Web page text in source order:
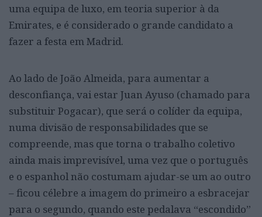
uma equipa de luxo, em teoria superior à da
Emirates, e é considerado o grande candidato a
fazer a festa em Madrid.
Ao lado de João Almeida, para aumentar a
desconfiança, vai estar Juan Ayuso (chamado para
substituir Pogacar), que será o colíder da equipa,
numa divisão de responsabilidades que se
compreende, mas que torna o trabalho coletivo
ainda mais imprevisível, uma vez que o português
e o espanhol não costumam ajudar-se um ao outro
– ficou célebre a imagem do primeiro a esbracejar
para o segundo, quando este pedalava “escondido”